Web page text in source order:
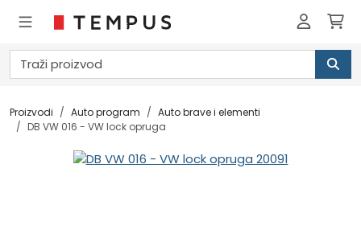
Proizvodi Auto program
Auto brave i elementi
DB VW 016 - VW lock opruga